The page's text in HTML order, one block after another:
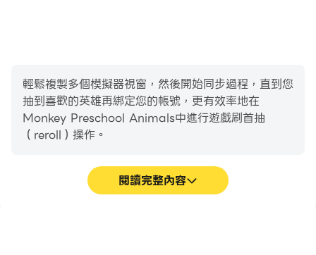
輕鬆複製多個模擬器視窗，然後開始同步過程，直到您
抽到喜歡的英雄再綁定您的帳號，更有效率地在
Monkey Preschool Animals中進行遊戲刷首抽
（reroll）操作。
閱讀完整內容